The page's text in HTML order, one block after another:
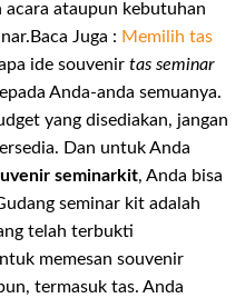
ataupun kebutuhan
Baca Juga : Memilih tas
ide souvenir tas seminar
Anda-anda semuanya.
yang disediakan, jangan
Dan untuk Anda
seminarkit, Anda bisa
seminar kit adalah
telah terbukti
memesan souvenir
termasuk tas. Anda